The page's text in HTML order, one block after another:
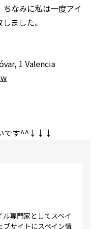
なみに私は一度アイ
ました。
1 Valencia
です^^↓↓↓
専門家としてスペイ
ブサイトにスペイン情